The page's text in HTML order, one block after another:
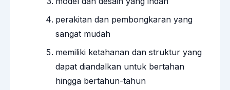
perakitan dan pembongkaran yang
sangat mudah
memiliki ketahanan dan struktur yang
dapat diandalkan untuk bertahan
hingga bertahun-tahun